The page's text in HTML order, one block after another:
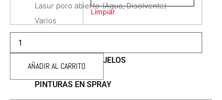
Lasur poro abierto (Agua, Disolvente)
Varios
PINTURAS DECORATIVAS
PINTURAS PARA SUELOS
PINTURAS EN SPRAY
Limpiar
SIKAFLEX
cantidad
AÑADIR AL CARRITO